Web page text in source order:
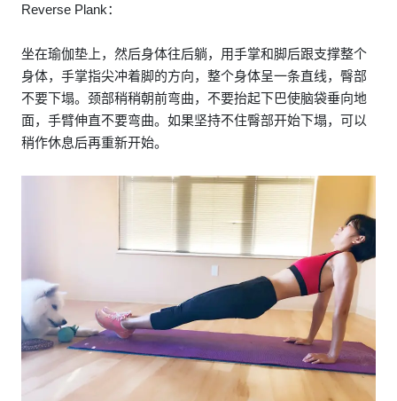
Reverse Plank：
坐在瑜伽垫上，然后身体往后躺，用手掌和脚后跟支撑整个
身体，手掌指尖冲着脚的方向，整个身体呈一条直线，臀部
不要下塌。颈部稍稍朝前弯曲，不要抬起下巴使脑袋垂向地
面，手臂伸直不要弯曲。如果坚持不住臀部开始下塌，可以
稍作休息后再重新开始。